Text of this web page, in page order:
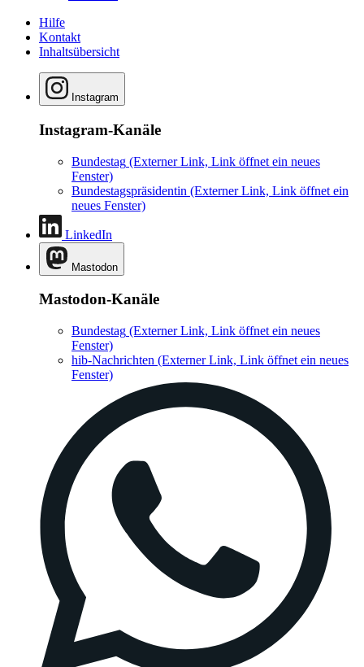
Hilfe
Kontakt
Inhaltsübersicht
Instagram
Instagram-Kanäle
Bundestag (Externer Link, Link öffnet ein neues
Fenster)
Bundestagspräsidentin (Externer Link, Link öffnet ein
neues Fenster)
LinkedIn
Mastodon
Mastodon-Kanäle
Bundestag (Externer Link, Link öffnet ein neues
Fenster)
hib-Nachrichten (Externer Link, Link öffnet ein neues
Fenster)